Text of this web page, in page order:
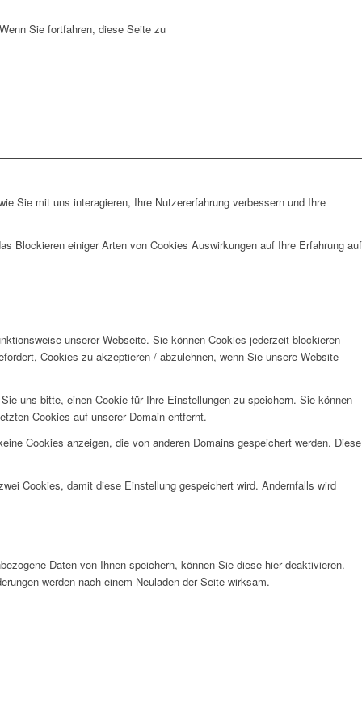
Sie fortfahren, diese Seite zu
Sie mit uns interagieren, Ihre Nutzererfahrung verbessern und Ihre
Blockieren einiger Arten von Cookies Auswirkungen auf Ihre Erfahrung auf
unserer Webseite. Sie können Cookies jederzeit blockieren
Cookies zu akzeptieren / abzulehnen, wenn Sie unsere Website
uns bitte, einen Cookie für Ihre Einstellungen zu speichern. Sie können
Cookies auf unserer Domain entfernt.
Cookies anzeigen, die von anderen Domains gespeichert werden. Diese
Cookies, damit diese Einstellung gespeichert wird. Andernfalls wird
Daten von Ihnen speichern, können Sie diese hier deaktivieren.
werden nach einem Neuladen der Seite wirksam.